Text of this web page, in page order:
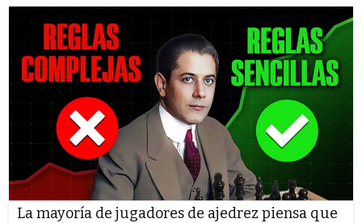
La mayoría de jugadores de ajedrez piensa que